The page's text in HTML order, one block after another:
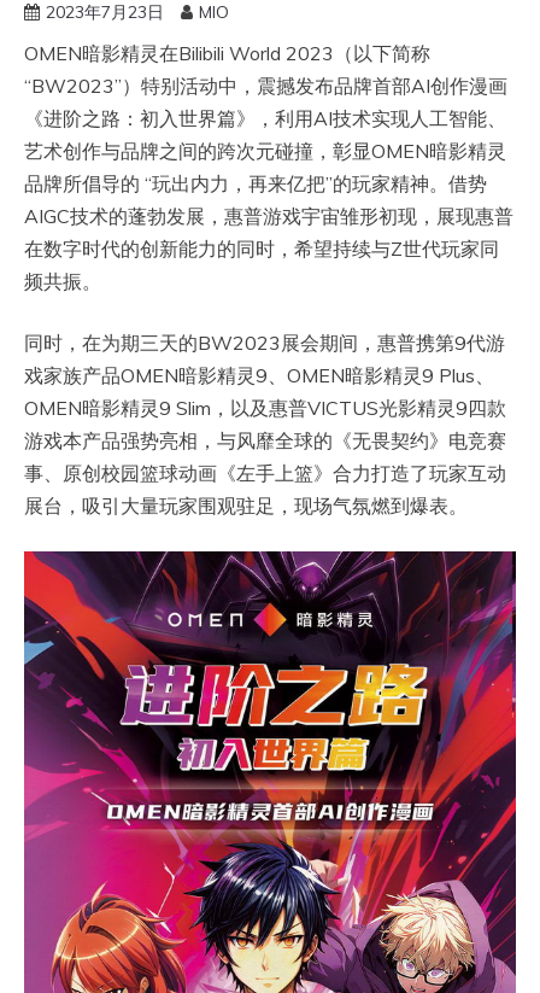
2023年7月23日 MIO
OMEN暗影精灵在Bilibili World 2023（以下简称
“BW2023”）特别活动中，震撼发布品牌首部AI创作漫画
《进阶之路：初入世界篇》，利用AI技术实现人工智能、
艺术创作与品牌之间的跨次元碰撞，彰显OMEN暗影精灵
品牌所倡导的 “玩出内力，再来亿把”的玩家精神。借势
AIGC技术的蓬勃发展，惠普游戏宇宙雏形初现，展现惠普
在数字时代的创新能力的同时，希望持续与Z世代玩家同
频共振。
同时，在为期三天的BW2023展会期间，惠普携第9代游
戏家族产品OMEN暗影精灵9、OMEN暗影精灵9 Plus、
OMEN暗影精灵9 Slim，以及惠普VICTUS光影精灵9四款
游戏本产品强势亮相，与风靡全球的《无畏契约》电竞赛
事、原创校园篮球动画《左手上篮》合力打造了玩家互动
展台，吸引大量玩家围观驻足，现场气氛燃到爆表。